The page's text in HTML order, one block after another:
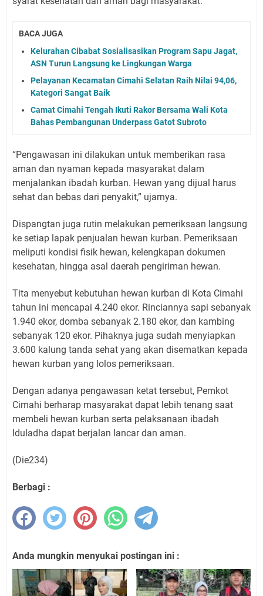
BACA JUGA
Kelurahan Cibabat Sosialisasikan Program Sapu Jagat,
ASN Turun Langsung ke Lingkungan Warga
Pelayanan Kecamatan Cimahi Selatan Raih Nilai 94,06,
Kategori Sangat Baik
Camat Cimahi Tengah Ikuti Rakor Bersama Wali Kota
Bahas Pembangunan Underpass Gatot Subroto
“Pengawasan ini dilakukan untuk memberikan rasa
aman dan nyaman kepada masyarakat dalam
menjalankan ibadah kurban. Hewan yang dijual harus
sehat dan bebas dari penyakit,” ujarnya.
Dispangtan juga rutin melakukan pemeriksaan langsung
ke setiap lapak penjualan hewan kurban. Pemeriksaan
meliputi kondisi fisik hewan, kelengkapan dokumen
kesehatan, hingga asal daerah pengiriman hewan.
Tita menyebut kebutuhan hewan kurban di Kota Cimahi
tahun ini mencapai 4.240 ekor. Rinciannya sapi sebanyak
1.940 ekor, domba sebanyak 2.180 ekor, dan kambing
sebanyak 120 ekor. Pihaknya juga sudah menyiapkan
3.600 kalung tanda sehat yang akan disematkan kepada
hewan kurban yang lolos pemeriksaan.
Dengan adanya pengawasan ketat tersebut, Pemkot
Cimahi berharap masyarakat dapat lebih tenang saat
membeli hewan kurban serta pelaksanaan ibadah
Iduladha dapat berjalan lancar dan aman.
(Die234)
Berbagi :
Anda mungkin menyukai postingan ini :